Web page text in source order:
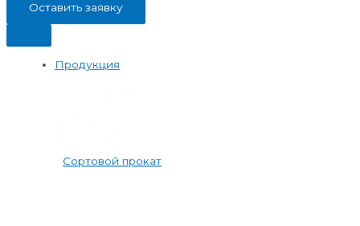
Оставить заявку
Продукция
Сортовой прокат